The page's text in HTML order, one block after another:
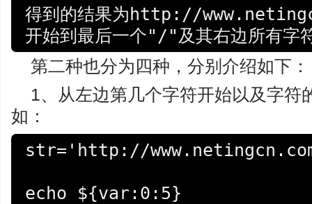
得到的结果为http://
开始到最后一个"/"及其右边所有字
第二种也分为四种，分别介绍如下：
1、从左边第几个字符开始以及字符
如：
str='http://
echo ${var:0:5}